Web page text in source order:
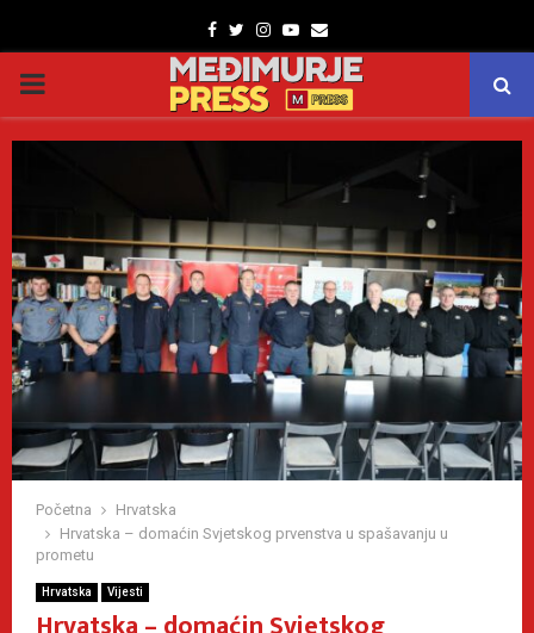
Facebook
TwitterInstagram
Youtube
Email
PRIMARY
MENU
Početna
Hrvatska
Hrvatska – domaćin Svjetskog prvenstva u spašavanju u
prometu
Hrvatska Vijesti